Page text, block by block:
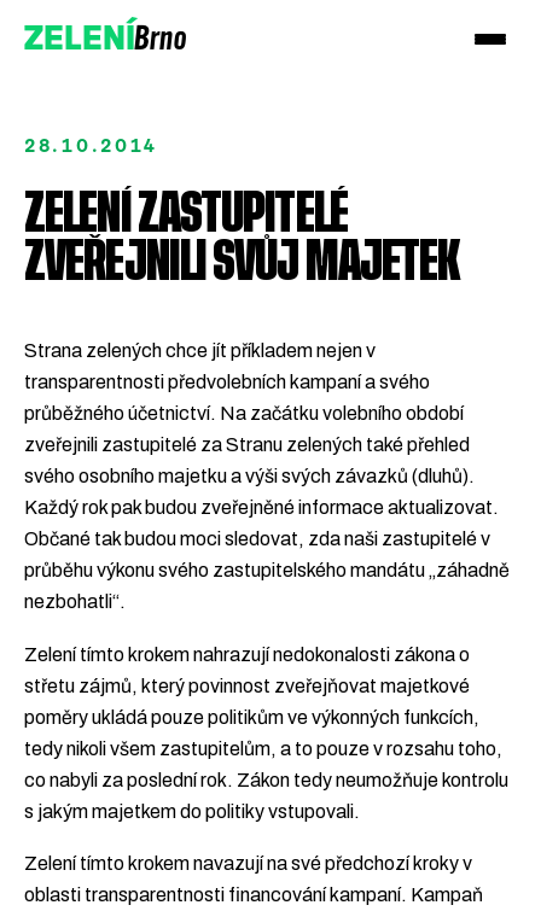
ZELENÍBrno
Podpořte nás darem
28.10.2014
ZELENÍ ZASTUPITELÉ
ZVEŘEJNILI SVŮJ MAJETEK
Strana zelených chce jít příkladem nejen v
transparentnosti předvolebních kampaní a svého
průběžného účetnictví. Na začátku volebního období
zveřejnili zastupitelé za Stranu zelených také přehled
svého osobního majetku a výši svých závazků (dluhů).
Každý rok pak budou zveřejněné informace aktualizovat.
Občané tak budou moci sledovat, zda naši zastupitelé v
průběhu výkonu svého zastupitelského mandátu „záhadně
nezbohatli“.
Zelení tímto krokem nahrazují nedokonalosti zákona o
střetu zájmů, který povinnost zveřejňovat majetkové
poměry ukládá pouze politikům ve výkonných funkcích,
tedy nikoli všem zastupitelům, a to pouze v rozsahu toho,
co nabyli za poslední rok. Zákon tedy neumožňuje kontrolu
s jakým majetkem do politiky vstupovali.
Zelení tímto krokem navazují na své předchozí kroky v
oblasti transparentnosti financování kampaní. Kampaň